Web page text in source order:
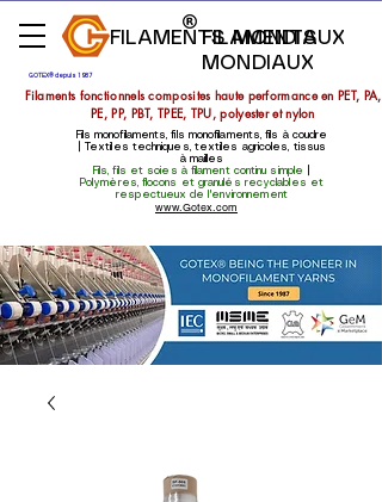
GOTEX® depuis 1987
Fils monofilaments, fils monofilaments, fils à coudre
| Textiles techniques, textiles agricoles, tissus
à mailles
Fils, fils et soies à filament continu simple
Polymères, flocons et granulés recyclables et
respectueux de l'environnement
Filaments fonctionnels composites haute performance en PET, PA,
PE, PP, PBT, TPEE, TPU, polyester et nylon
www.Gotex.com
FILAMENTS MONDIAUX
FILAMENTS
MONDIAUX